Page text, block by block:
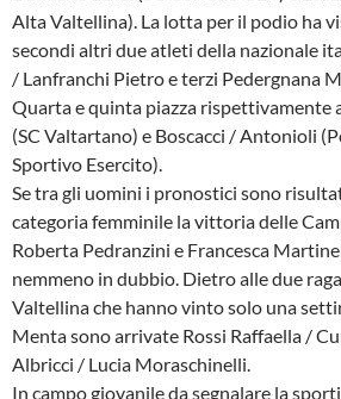
Alta Valtellina). La lotta per il podio ha
secondi altri due atleti della nazionale
/ Lanfranchi Pietro e terzi Pedergnana
Quarta e quinta piazza rispettivamente
(SC Valtartano) e Boscacci / Antonioli
Sportivo Esercito).
Se tra gli uomini i pronostici sono
categoria femminile la vittoria delle
Roberta Pedranzini e Francesca
nemmeno in dubbio. Dietro alle due
Valtellina che hanno vinto solo una
Menta sono arrivate Rossi Raffaella /
Albricci / Lucia Moraschinelli.
In campo giovanile da segnalare la